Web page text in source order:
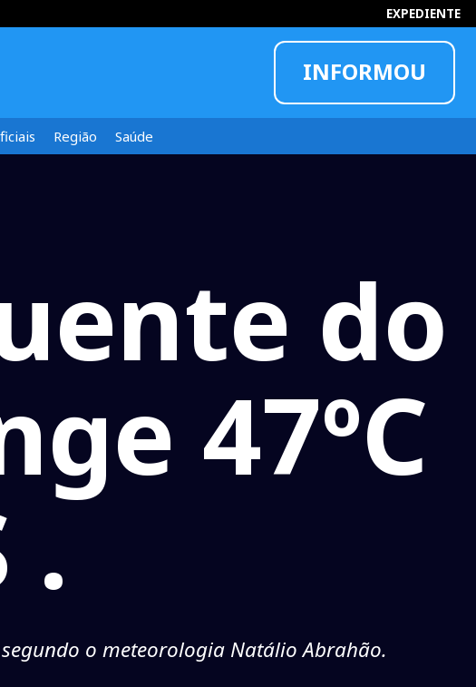
EXPEDIENTE
INFORMOU
Região Saúde
do
47ºC
.
o meteorologia Natálio Abrahão.